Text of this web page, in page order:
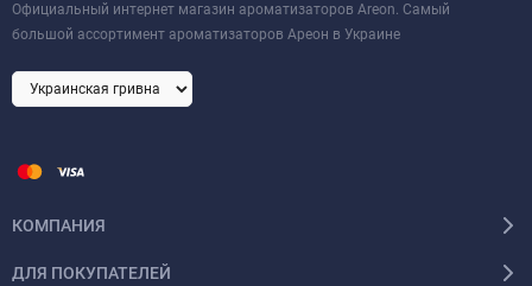
Официальный интернет магазин ароматизаторов Areon. Самый
большой ассортимент ароматизаторов Ареон в Украине
КОМПАНИЯ
ДЛЯ ПОКУПАТЕЛЕЙ